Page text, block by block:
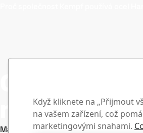
novou
Mám zájem, kontaktujte mě
Když kliknete na „Přijmout
na vašem zařízení, což
marketingovými snahami.